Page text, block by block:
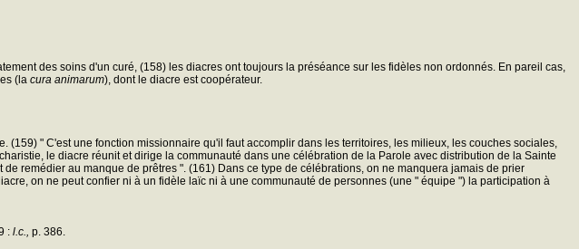
des soins d'un curé, (158) les diacres ont toujours la préséance sur les fidèles non ordonnés. En pareil cas,
(la cura animarum), dont le diacre est coopérateur.
" C'est une fonction missionnaire qu'il faut accomplir dans les territoires, les milieux, les couches sociales,
le diacre réunit et dirige la communauté dans une célébration de la Parole avec distribution de la Sainte
remédier au manque de prêtres ". (161) Dans ce type de célébrations, on ne manquera jamais de prier
on ne peut confier ni à un fidèle laïc ni à une communauté de personnes (une " équipe ") la participation à
: l.c.,
p. 386.